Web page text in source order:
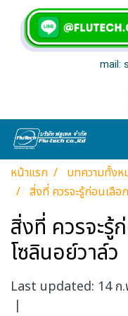
mail:
หน้าแรก บทความทั้งห
สิ่งที่ ควรจะรู้ก่อนเลือ
สิ่งที่ ควรจะรู้
โซลินอย์วาล์ว
Last updated: 14 ก
|